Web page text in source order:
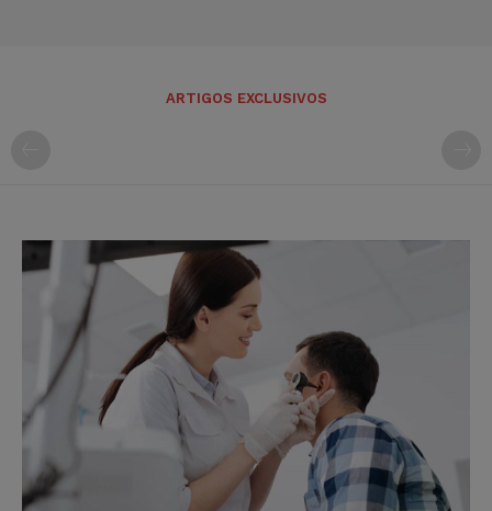
ARTIGOS EXCLUSIVOS